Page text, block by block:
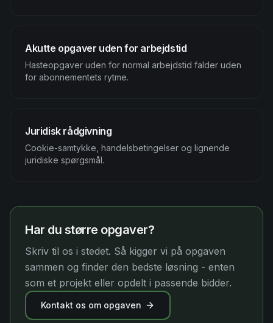
Akutte opgaver uden for arbejdstid
Hasteopgaver uden for normal arbejdstid falder uden
for abonnementets rytme.
Juridisk rådgivning
Cookie-samtykke, handelsbetingelser og lignende
juridiske spørgsmål.
Har du større opgaver?
Skriv til os i stedet. Så kigger vi på opgaven
sammen og finder den bedste løsning - enten
som et projekt eller opdelt i passende bidder.
Kontakt os om opgaven